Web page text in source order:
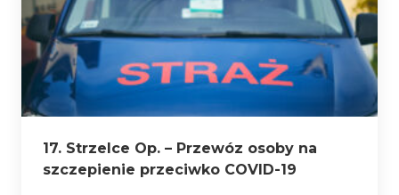
17. Strzelce Op. – Przewóz osoby na
szczepienie przeciwko COVID-19